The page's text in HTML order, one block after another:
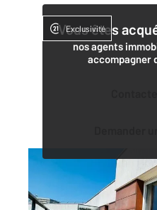
Vous êtes
nos agents
accompagner
Demander
Exclusivité
L HAY LES ROSES 94
36,07 m 2, 2 pièces
Ref : 6893